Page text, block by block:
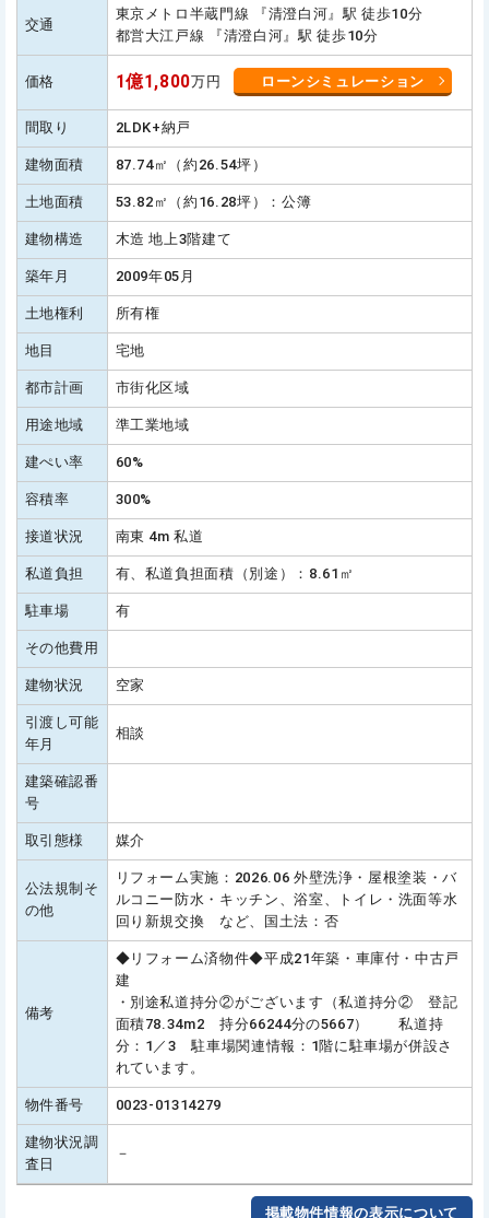
交通
東京メトロ半蔵門線 『清澄白河』駅 徒歩10分
都営大江戸線 『清澄白河』駅 徒歩10分
価格 1億1,800万円 ローンシミュレーション
間取り 2LDK+納戸
建物面積 87.74㎡（約26.54坪）
土地面積 53.82㎡（約16.28坪）：公簿
建物構造 木造 地上3階建て
築年月 2009年05月
土地権利 所有権
地目 宅地
都市計画 市街化区域
用途地域 準工業地域
建ぺい率 60%
容積率 300%
接道状況 南東 4m 私道
私道負担 有、私道負担面積（別途）：8.61㎡
駐車場 有
その他費用
建物状況 空家
引渡し可能
年月
相談
建築確認番
号
取引態様 媒介
公法規制そ
の他
リフォーム実施：2026.06 外壁洗浄・屋根塗装・バ
ルコニー防水・キッチン、浴室、トイレ・洗面等水
回り新規交換 など、国土法：否
備考
◆リフォーム済物件◆平成21年築・車庫付・中古戸
建
・別途私道持分②がございます（私道持分② 登記
面積78.34m2 持分66244分の5667） 私道持
分：1／3 駐車場関連情報：1階に駐車場が併設さ
れています。
物件番号 0023-01314279
建物状況調
査日
－
掲載物件情報の表示について